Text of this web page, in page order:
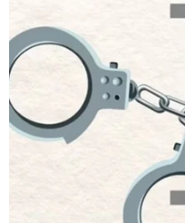
Hai du khách tìm bóng
đô Paris.
Thế giới đang tiến